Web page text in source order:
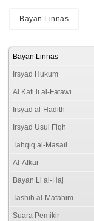
Bayan Linnas
Bayan Linnas
Irsyad Hukum
Al Kafi li al-Fatawi
Irsyad al-Hadith
Irsyad Usul Fiqh
Tahqiq al-Masail
Al-Afkar
Bayan Li al-Haj
Tashih al-Mafahim
Suara Pemikir